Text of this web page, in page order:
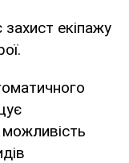
екіпажу